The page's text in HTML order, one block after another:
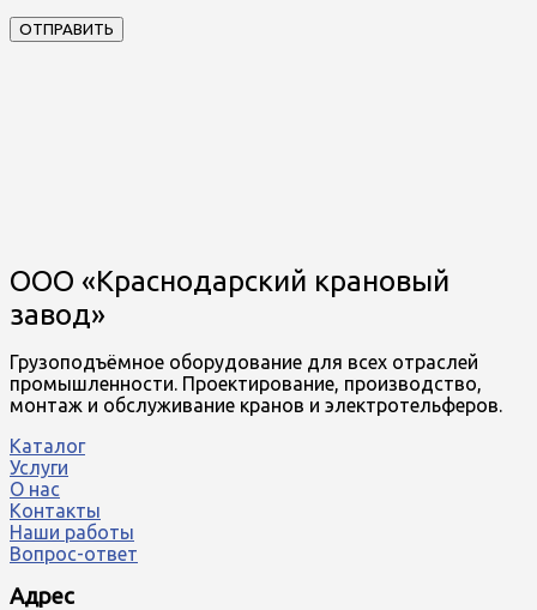
ООО «Краснодарский крановый
завод»
Грузоподъёмное оборудование для всех отраслей
промышленности. Проектирование, производство,
монтаж и обслуживание кранов и электротельферов.
Каталог
Услуги
О нас
Контакты
Наши работы
Вопрос-ответ
Адрес